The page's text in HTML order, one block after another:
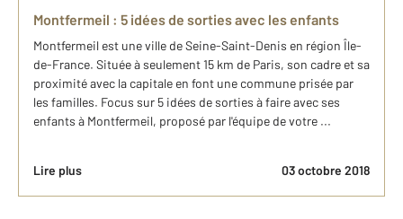
Montfermeil : 5 idées de sorties avec les enfants
Montfermeil est une ville de Seine-Saint-Denis en région Île-
de-France. Située à seulement 15 km de Paris, son cadre et sa
proximité avec la capitale en font une commune prisée par
les familles. Focus sur 5 idées de sorties à faire avec ses
enfants à Montfermeil, proposé par l'équipe de votre ...
Lire plus 03 octobre 2018